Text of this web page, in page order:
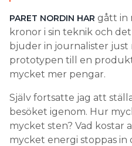
PARET NORDIN HAR gått in
kronor i sin teknik och
bjuder in journalister just
prototypen till en
mycket mer pengar.
Själv fortsatte jag att
besöket igenom. Hur
mycket sten? Vad kostar
mycket energi stoppas